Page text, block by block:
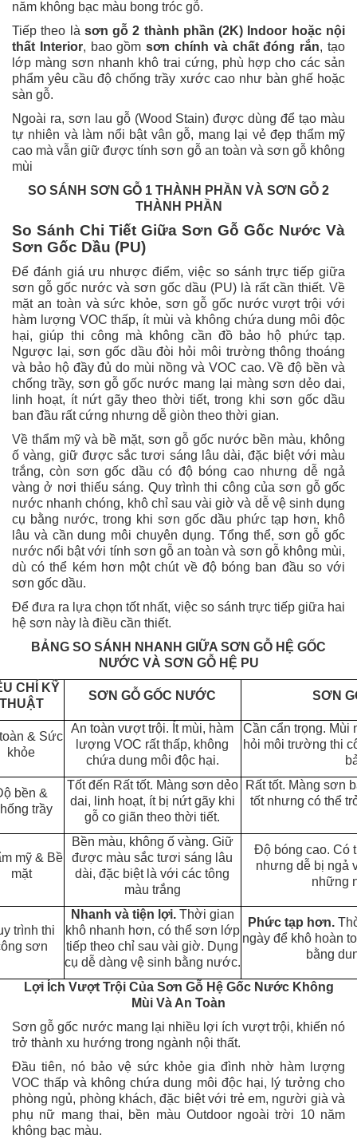
năm không bạc màu bong tróc gỗ.
Tiếp theo là sơn gỗ 2 thành phần (2K) Indoor hoặc nội
thất Interior, bao gồmsơn chính và chất đóng rắn, tạo
lớp màng sơn nhanh khô trai cứng, phù hợp cho các sản
phẩm yêu cầu độ chống trầy xước cao như bàn ghế hoặc
sàn gỗ.
Ngoài ra, sơn lau gỗ (Wood Stain) được dùng để tạo màu
tự nhiên và làm nổi bật vân gỗ, mang lại vẻ đẹp thẩm mỹ
cao mà vẫn giữ được tính sơn gỗ an toàn và sơn gỗ không
mùi
SO SÁNH SƠN GỖ 1 THÀNH PHẦN VÀ SƠN GỖ 2
THÀNH PHẦN
So Sánh Chi Tiết Giữa Sơn Gỗ Gốc Nước Và
Sơn Gốc Dầu (PU)
Để đánh giá ưu nhược điểm, việc so sánh trực tiếp giữa
sơn gỗ gốc nước và sơn gốc dầu (PU) là rất cần thiết. Về
mặt an toàn và sức khỏe, sơn gỗ gốc nước vượt trội với
hàm lượng VOC thấp, ít mùi và không chứa dung môi độc
hại, giúp thi công mà không cần đồ bảo hộ phức tạp.
Ngược lại, sơn gốc dầu đòi hỏi môi trường thông thoáng
và bảo hộ đầy đủ do mùi nồng và VOC cao. Về độ bền và
chống trầy, sơn gỗ gốc nước mang lại màng sơn dẻo dai,
linh hoạt, ít nứt gãy theo thời tiết, trong khi sơn gốc dầu
ban đầu rất cứng nhưng dễ giòn theo thời gian.
Về thẩm mỹ và bề mặt, sơn gỗ gốc nước bền màu, không
ố vàng, giữ được sắc tươi sáng lâu dài, đặc biệt với màu
trắng, còn sơn gốc dầu có độ bóng cao nhưng dễ ngả
vàng ở nơi thiếu sáng. Quy trình thi công của sơn gỗ gốc
nước nhanh chóng, khô chỉ sau vài giờ và dễ vệ sinh dụng
cụ bằng nước, trong khi sơn gốc dầu phức tạp hơn, khô
lâu và cần dung môi chuyên dụng. Tổng thể, sơn gỗ gốc
nước nổi bật với tính sơn gỗ an toàn và sơn gỗ không mùi,
dù có thể kém hơn một chút về độ bóng ban đầu so với
sơn gốc dầu.
Để đưa ra lựa chọn tốt nhất, việc so sánh trực tiếp giữa hai
hệ sơn này là điều cần thiết.
BẢNG SO SÁNH NHANH GIỮA SƠN GỖ HỆ GỐC
NƯỚC VÀ SƠN GỖ HỆ PU
CHÍ KỸ
SƠN GỖ GỐC NƯỚC SƠN
& Sức
khỏe
An toàn vượt trội. Ít mùi, hàm
lượng VOC rất thấp, không
chứa dung môi độc hại.
Cần cẩn trọng. Mùi
hỏi môi trường thi
bền &
trầy
Tốt đến Rất tốt. Màng sơn dẻo
dai, linh hoạt, ít bị nứt gãy khi
gỗ co giãn theo thời tiết.
Rất tốt. Màng sơn
tốt nhưng có thể
mỹ & Bề
mặt
Bền màu, không ố vàng. Giữ
được màu sắc tươi sáng lâu
dài, đặc biệt là với các tông
màu trắng
Độ bóng cao. Có
nhưng dễ bị ngả
những
trình thi
sơn
Nhanh và tiện lợi.Thời gian
khô nhanh hơn, có thể sơn lớp
tiếp theo chỉ sau vài giờ. Dụng
cụ dễ dàng vệ sinh bằng nước.
Phức tạp hơn.
ngày để khô hoàn
bằng
Lợi Ích Vượt Trội Của Sơn Gỗ Hệ Gốc Nước Không
Mùi Và An Toàn
Sơn gỗ gốc nước mang lại nhiều lợi ích vượt trội, khiến nó
trở thành xu hướng trong ngành nội thất.
Đầu tiên, nó bảo vệ sức khỏe gia đình nhờ hàm lượng
VOC thấp và không chứa dung môi độc hại, lý tưởng cho
phòng ngủ, phòng khách, đặc biệt với trẻ em, người già và
phụ nữ mang thai, bền màu Outdoor ngoài trời 10 năm
không bạc màu.